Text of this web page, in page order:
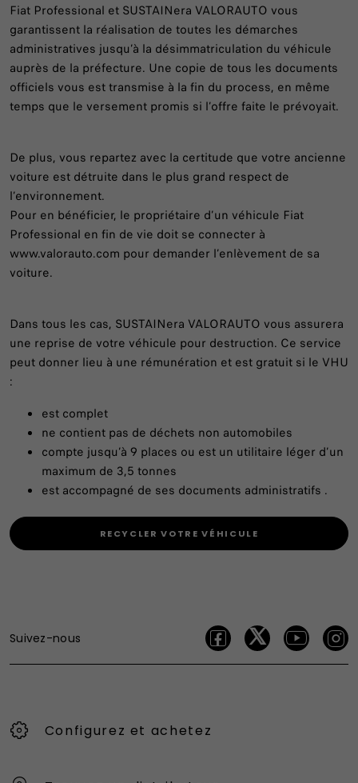
Fiat Professional et SUSTAINera VALORAUTO vous
garantissent la réalisation de toutes les démarches
administratives jusqu’à la désimmatriculation du véhicule
auprès de la préfecture. Une copie de tous les documents
officiels vous est transmise à la fin du process, en même
temps que le versement promis si l’offre faite le prévoyait.
De plus, vous repartez avec la certitude que votre ancienne
voiture est détruite dans le plus grand respect de
l’environnement.
Pour en bénéficier, le propriétaire d’un véhicule Fiat
Professional en fin de vie doit se connecter à
www.valorauto.com pour demander l’enlèvement de sa
voiture.
Dans tous les cas, SUSTAINera VALORAUTO vous assurera
une reprise de votre véhicule pour destruction. Ce service
peut donner lieu à une rémunération et est gratuit si le VHU
:
est complet
ne contient pas de déchets non automobiles
compte jusqu’à 9 places ou est un utilitaire léger d’un
maximum de 3,5 tonnes
est accompagné de ses documents administratifs .
RECYCLER VOTRE VÉHICULE
Suivez-nous
Configurez et achetez